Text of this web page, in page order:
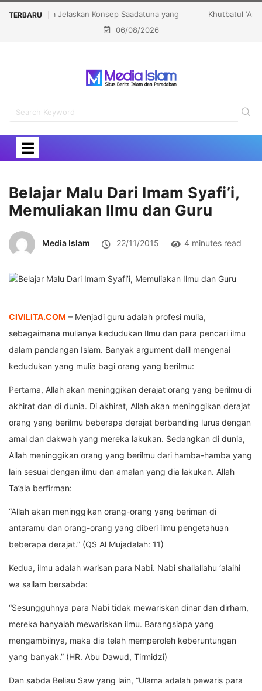
TERBARU
Khutbatul ‘Arsy Darunnajah, Meneguhkan Tradisi
Pesantren untuk Pencetakan Karakter Bangsa
06/08/2026
Belajar Malu Dari Imam Syafi’i,
Memuliakan Ilmu dan Guru
Media Islam 22/11/2015 4 minutes read
CIVILITA.COM – Menjadi guru adalah profesi mulia,
sebagaimana mulianya kedudukan Ilmu dan para pencari ilmu
dalam pandangan Islam. Banyak argument dalil mengenai
kedudukan yang mulia bagi orang yang berilmu:
Pertama, Allah akan meninggikan derajat orang yang berilmu di
akhirat dan di dunia. Di akhirat, Allah akan meninggikan derajat
orang yang berilmu beberapa derajat berbanding lurus dengan
amal dan dakwah yang mereka lakukan. Sedangkan di dunia,
Allah meninggikan orang yang berilmu dari hamba-hamba yang
lain sesuai dengan ilmu dan amalan yang dia lakukan. Allah
Ta’ala berfirman:
“Allah akan meninggikan orang-orang yang beriman di
antaramu dan orang-orang yang diberi ilmu pengetahuan
beberapa derajat.” (QS Al Mujadalah: 11)
Kedua, ilmu adalah warisan para Nabi. Nabi shallallahu ‘alaihi
wa sallam bersabda:
“Sesungguhnya para Nabi tidak mewariskan dinar dan dirham,
mereka hanyalah mewariskan ilmu. Barangsiapa yang
mengambilnya, maka dia telah memperoleh keberuntungan
yang banyak.” (HR. Abu Dawud, Tirmidzi)
Dan sabda Beliau Saw yang lain, “Ulama adalah pewaris para